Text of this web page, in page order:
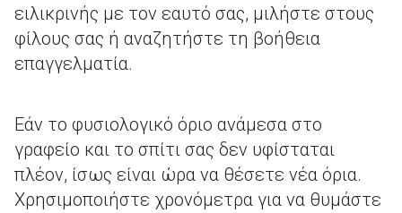
ειλικρινής με τον εαυτό σας, μιλήστε στους
φίλους σας ή αναζητήστε τη βοήθεια
επαγγελματία.
Εάν το φυσιολογικό όριο ανάμεσα στο
γραφείο και το σπίτι σας δεν υφίσταται
πλέον, ίσως είναι ώρα να θέσετε νέα όρια.
Χρησιμοποιήστε χρονόμετρα για να θυμάστε